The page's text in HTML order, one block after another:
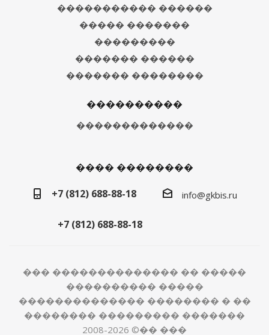
����������� ������
����� �������
���������
������� ������
������� ��������
����������
�������������
���� ��������
+7 (812) 688-88-18
+7 (812) 688-88-18
info@gkbis.ru
��� �������������� �� �����
���������� �����
�������������� �������� � ��
�������� ��������� �������
2008-2026 ©�� ���